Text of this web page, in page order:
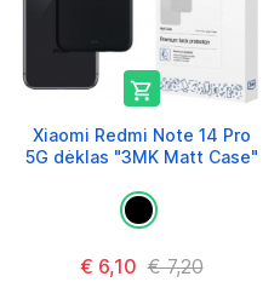

Xiaomi Redmi Note 14 Pro
5G dėklas "3MK Matt Case"
€ 6,10 € 7,20